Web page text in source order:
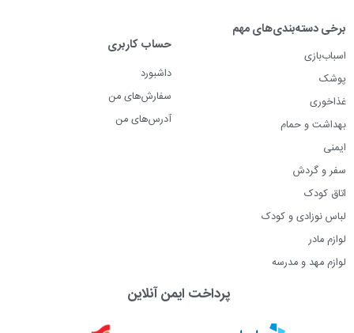
برخی دسته‌بندی‌های مهم
اسباب‌بازی
پوشک
غذاخوری
بهداشت و حمام
ایمنی
سفر و گردش
اتاق کودک
لباس نوزادی و کودک
لوازم مادر
لوازم مهد و مدرسه
حساب کاربری
داشبورد
سفارش‌های من
آدرس‌های من
پرداخت ایمن آنلاین